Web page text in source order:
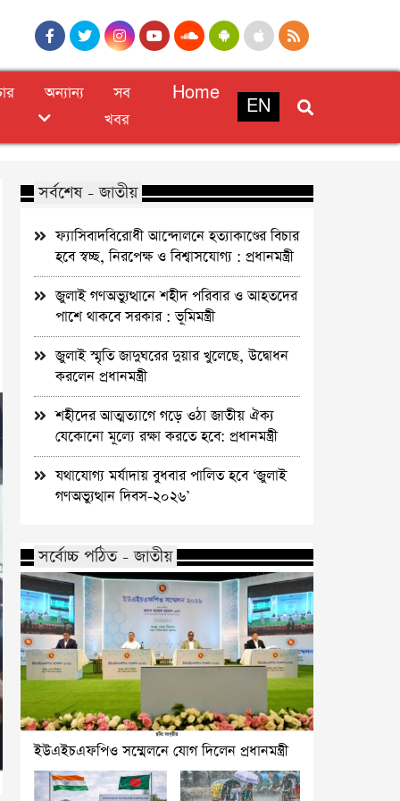
অন্যান্য
সব
খবর
Home
EN
সর্বশেষ - জাতীয়
ফ্যাসিবাদবিরোধী আন্দোলনে হত্যাকাণ্ডের বিচার
হবে স্বচ্ছ, নিরপেক্ষ ও বিশ্বাসযোগ্য : প্রধানমন্ত্রী
জুলাই গণঅভ্যুত্থানে শহীদ পরিবার ও আহতদের
পাশে থাকবে সরকার : ভূমিমন্ত্রী
জুলাই স্মৃতি জাদুঘরের দুয়ার খুলেছে, উদ্বোধন
করলেন প্রধানমন্ত্রী
শহীদের আত্মত্যাগে গড়ে ওঠা জাতীয় ঐক্য
যেকোনো মূল্যে রক্ষা করতে হবে: প্রধানমন্ত্রী
যথাযোগ্য মর্যাদায় বুধবার পালিত হবে ‘জুলাই
গণঅভ্যুত্থান দিবস-২০২৬’
সর্বোচ্চ পঠিত - জাতীয়
ইউএইচএফপিও সম্মেলনে যোগ দিলেন প্রধানমন্ত্রী